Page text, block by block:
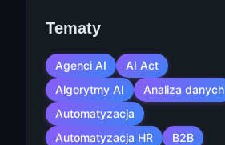
Tematy
Agenci AI
AI Act
Algorytmy AI
Analiza danych
Automatyzacja
Automatyzacja HR
B2B